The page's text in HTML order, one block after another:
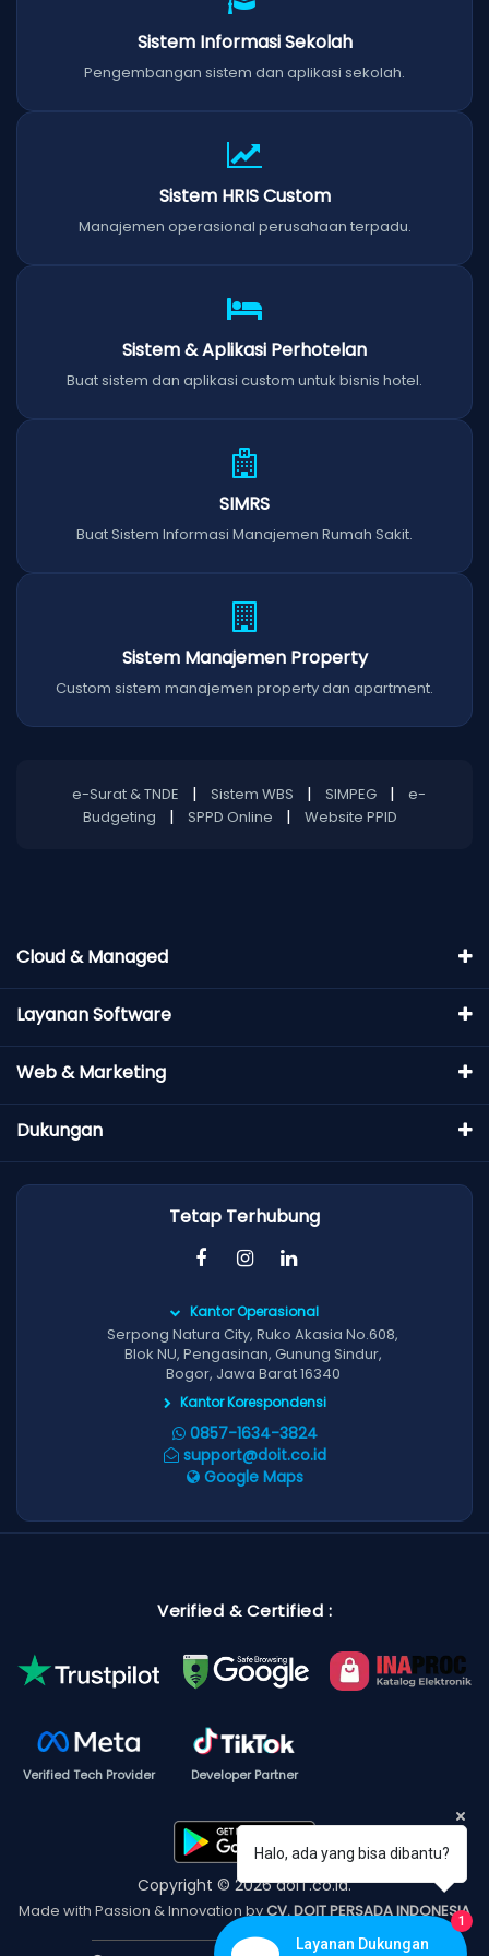
Halo, ada yang bisa dibantu?
Layanan Dukungan
1
Sistem Informasi Sekolah
Pengembangan sistem dan aplikasi sekolah.
Sistem HRIS Custom
Manajemen operasional perusahaan terpadu.
Sistem & Aplikasi Perhotelan
Buat sistem dan aplikasi custom untuk bisnis hotel.
SIMRS
Buat Sistem Informasi Manajemen Rumah Sakit.
Sistem Manajemen Property
Custom sistem manajemen property dan apartment.
e-Surat & TNDE | Sistem WBS | SIMPEG |
e-
Budgeting
| SPPD Online | Website PPID
Cloud & Managed
Layanan Software
Web & Marketing
Dukungan
Tetap Terhubung
Kantor Operasional
Serpong Natura City, Ruko Akasia No.608,
Blok NU, Pengasinan, Gunung Sindur,
Bogor, Jawa Barat 16340
Kantor Korespondensi
0857-1634-3824
support@doit.co.id
Google Maps
Verified & Certified :
Verified Tech Provider Developer Partner
Copyright © 2026 doIT.co.id.
Made with Passion & Innovation byCV. DOIT PERSADA INDONESIA